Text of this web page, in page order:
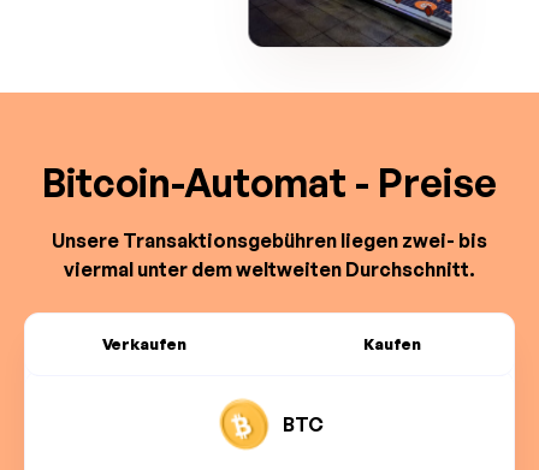
Bitcoin-Automat - Preise
Unsere Transaktionsgebühren liegen zwei- bis
viermal unter dem weltweiten Durchschnitt.
Verkaufen Kaufen
BTC